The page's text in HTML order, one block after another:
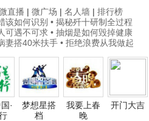
直播 | 微广场 | 名人墙 | 排行榜
该如何识别 • 揭秘歼十研制全过程
可遇不可求 • 抽烟是如何毁掉健康
妻搭40米扶手 • 拒绝浪费从我做起
·
梦想星搭
档
我要上春
晚
开门大吉